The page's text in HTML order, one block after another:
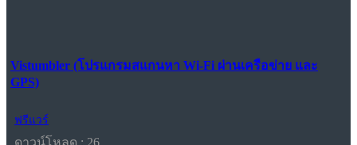
Vistumbler (โปรแกรมสแกนหา Wi-Fi ผ่านเครือข่าย และ
GPS)
ฟรีแวร์
ดาวน์โหลด : 26